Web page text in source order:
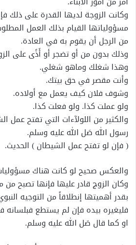
وكانت الزوجة لديها القدرة على ذلك
مسؤولياتها القيام بذلك العمل
من الرجل أن يقوم به في العادة.
وذلك بدون من أو تضجر أو أَذًى على
وهذا شغلك وماهو شغلي.
وأنت مقصر في حق بيتك.
وشوف فلان كيف يعمل مع أولاده.
ولو عملت كذا. ولو فعلت كذا.
والكثير من اللولآءات التي تفتح عمل
رسول الله صَل الله عليه وسلم.
( فإن لو تفتح عمل الشيطان ) الحديث.
والعكس صحيح لو كانت هناك
وكان الزوج قادر عليها فإنها تصبح
بقدر أهميتها إنطلاقاً من التوجيه
فليغيره بيده فإن لم يستطع فبلسانه
او كما قال صَل الله عليه وسلم.